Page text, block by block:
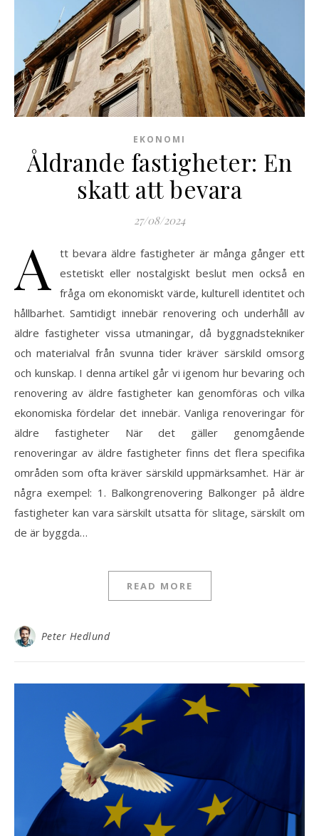
EKONOMI
Åldrande fastigheter: En
skatt att bevara
27/08/2024
A
tt bevara äldre fastigheter är många gånger ett
estetiskt eller nostalgiskt beslut men också en
fråga om ekonomiskt värde, kulturell identitet och
hållbarhet. Samtidigt innebär renovering och underhåll av
äldre fastigheter vissa utmaningar, då byggnadstekniker
och materialval från svunna tider kräver särskild omsorg
och kunskap. I denna artikel går vi igenom hur bevaring och
renovering av äldre fastigheter kan genomföras och vilka
ekonomiska fördelar det innebär. Vanliga renoveringar för
äldre fastigheter När det gäller genomgående
renoveringar av äldre fastigheter finns det flera specifika
områden som ofta kräver särskild uppmärksamhet. Här är
några exempel: 1. Balkongrenovering Balkonger på äldre
fastigheter kan vara särskilt utsatta för slitage, särskilt om
de är byggda…
READ MORE
Peter Hedlund